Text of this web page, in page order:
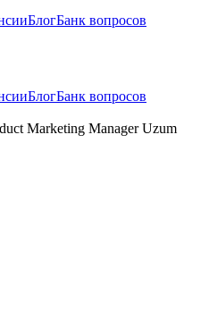
БлогБанк вопросов
БлогБанк вопросов
Marketing Manager Uzum